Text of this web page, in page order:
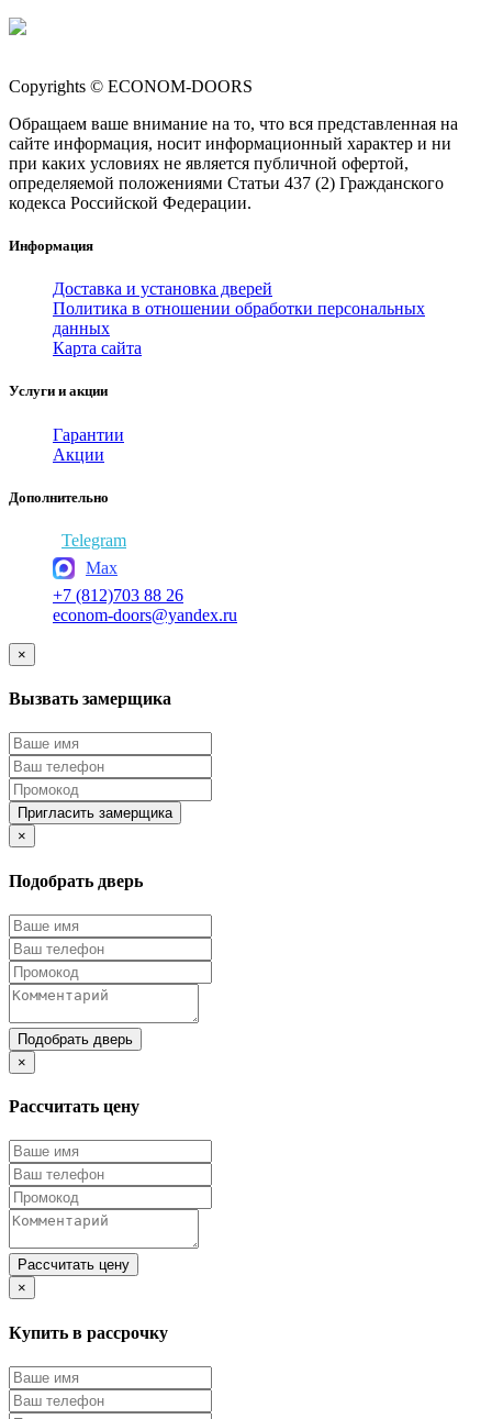
Copyrights © ECONOM-DOORS
Обращаем ваше внимание на то, что вся представленная на
сайте информация, носит информационный характер и ни
при каких условиях не является публичной офертой,
определяемой положениями Статьи 437 (2) Гражданского
кодекса Российской Федерации.
Информация
Доставка и установка дверей
Политика в отношении обработки персональных
данных
Карта сайта
Услуги и акции
Гарантии
Акции
Дополнительно
Telegram
Max
+7 (812)703 88 26
econom-doors@yandex.ru
×
Вызвать замерщика
Пригласить замерщика
×
Подобрать дверь
Подобрать дверь
×
Рассчитать цену
Рассчитать цену
×
Купить в рассрочку